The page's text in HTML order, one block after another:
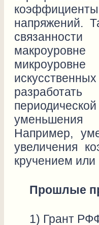
коэффициенты
напряжений.
уменьшения
Например,
увеличения
кручением или
Прошлые
1) Грант